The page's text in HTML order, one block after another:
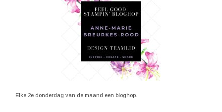
Elke 2e donderdag van de maand een bloghop.